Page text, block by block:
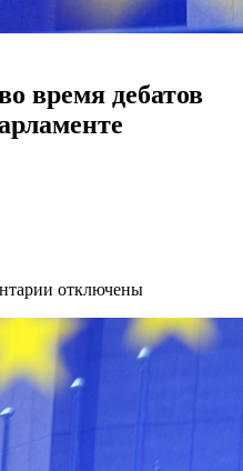
время дебатов
отключены